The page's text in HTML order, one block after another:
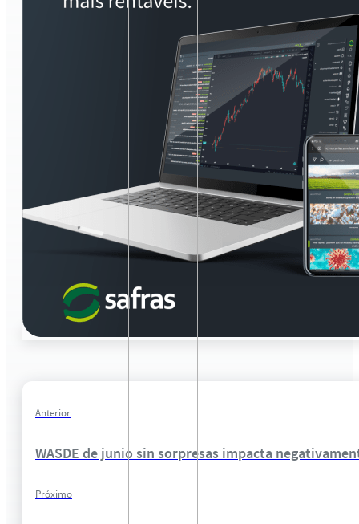
Anterior
WASDE de junio sin sorpresas impacta
Próximo